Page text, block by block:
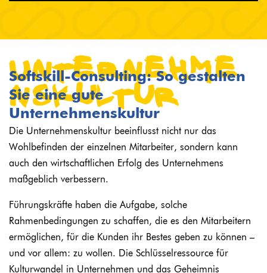
Unternehme
nsKultur
Softskill-Consulting: So gestalten
Sie eine gute
Unternehmenskultur
Die Unternehmenskultur beeinflusst nicht nur das
Wohlbefinden der einzelnen Mitarbeiter, sondern kann
auch den wirtschaftlichen Erfolg des Unternehmens
maßgeblich verbessern.
Führungskräfte haben die Aufgabe, solche
Rahmenbedingungen zu schaffen, die es den Mitarbeitern
ermöglichen, für die Kunden ihr Bestes geben zu können –
und vor allem: zu wollen. Die Schlüsselressource für
Kulturwandel in Unternehmen und das Geheimnis